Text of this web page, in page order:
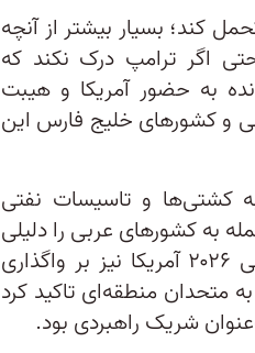
کند؛ بسیار بیشتر از آنچه
اگر ترامپ درک نکند که
به حضور آمریکا و هیبت
و کشورهای خلیج فارس این
به کشتی‌ها و تاسیسات نفتی
به کشورهای عربی را دلیلی
برای ورود آمریکا به جنگ نمی‌داند. راهبرد دفاع ملی ۲۰۲۶ آمریکا نیز بر واگذاری
متحدان منطقه‌ای تاکید کرد
شریک راهبردی بود.